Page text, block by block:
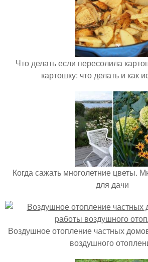
Что делать если пересолила
картошку: что делать и как
Когда сажать многолетние цветы.
для дачи
Воздушное отопление частных
воздушного